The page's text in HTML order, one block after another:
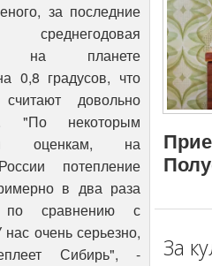
за последние
на планете
0,8 градусов, что
довольно
"По некоторым
оценкам, на
потепление
в два раза
по сравнению с
очень серьезно,
Сибирь", -
За